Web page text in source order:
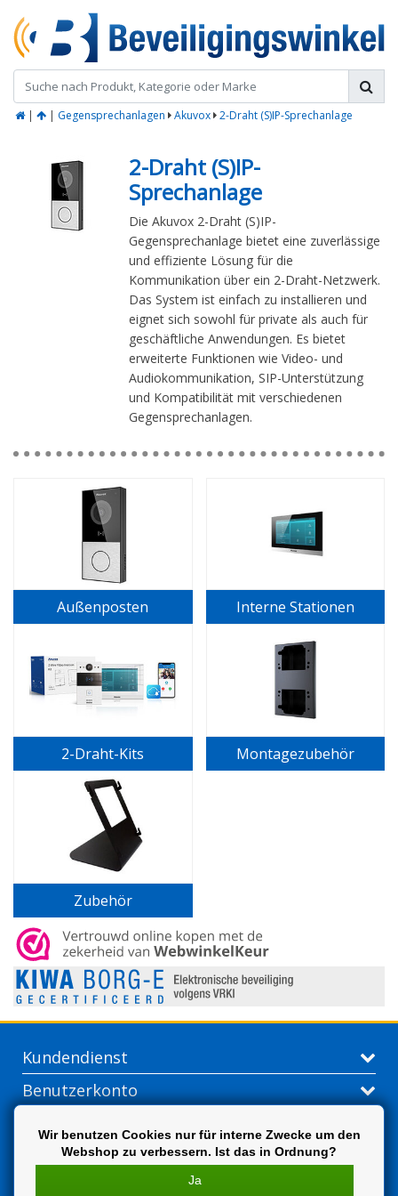
| | Gegensprechanlagen Akuvox 2-Draht (S)IP-Sprechanlage
2-Draht (S)IP-
Sprechanlage
Die Akuvox 2-Draht (S)IP-
Gegensprechanlage bietet eine zuverlässige
und effiziente Lösung für die
Kommunikation über ein 2-Draht-Netzwerk.
Das System ist einfach zu installieren und
eignet sich sowohl für private als auch für
geschäftliche Anwendungen. Es bietet
erweiterte Funktionen wie Video- und
Audiokommunikation, SIP-Unterstützung
und Kompatibilität mit verschiedenen
Gegensprechanlagen.
Außenposten Interne Stationen
2-Draht-Kits Montagezubehör
Zubehör
Kundendienst
Benutzerkonto
Extra
Wir benutzen Cookies nur für interne Zwecke um den
Webshop zu verbessern. Ist das in Ordnung?
Ja